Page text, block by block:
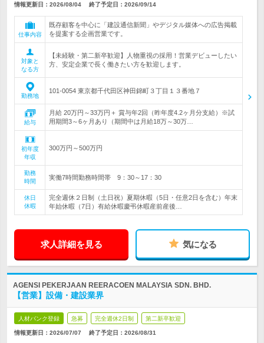
情報更新日：2026/08/04 終了予定日： 2026/09/14
仕事内容
既存顧客を中心に「建設通信新聞」やデジタル媒体への広告掲載
を提案する企画営業です。
対象と
なる方
【未経験・第二新卒歓迎】人物重視の採用！営業デビューしたい
方、安定企業で長く働きたい方を歓迎します。
勤務地
101-0054 東京都千代田区神田錦町３丁目１３番地７
給与
月給 20万円～33万円＋ 賞与年2回（昨年度4.2ヶ月分支給）※試
用期間3～6ヶ月あり（期間中は月給18万～30万…
初年度
年収
300万円～500万円
勤務
時間
実働7時間勤務時間帯 9：30～17：30
休日
休暇
完全週休２日制（土日祝）夏期休暇（5日・任意2日を含む）年末
年始休暇（7日）有給休暇慶弔休暇産前産後…
求人詳細を見る 気になる
AGENSI PEKERJAAN REERACOEN MALAYSIA SDN. BHD.
【営業】設備・建設業界
人材バンク登録 急募 完全週休2日制 第二新卒歓迎
情報更新日：2026/07/07 終了予定日： 2026/08/31